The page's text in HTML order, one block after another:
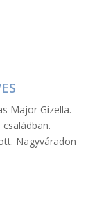
Major Gizella.
Nagyváradon